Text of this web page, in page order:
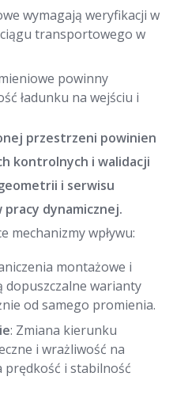
wymagają weryfikacji w
transportowego w
powinny
ładunku na wejściu i
przestrzeni powinien
kontrolnych i walidacji
i serwisu
dynamicznej.
mechanizmy wpływu:
montażowe i
dopuszczalne warianty
od samego promienia.
: Zmiana kierunku
i wrażliwość na
prędkość i stabilność